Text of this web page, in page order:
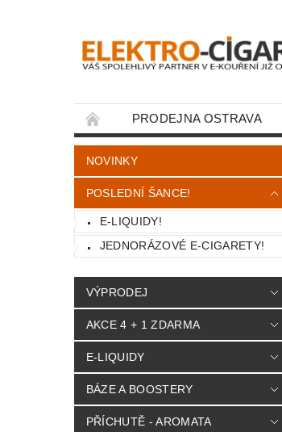
PRODEJNA OSTRAVA
KONTAKTY
NOVINKY
POSLEDNÍ ŠANCE!
E-LIQUIDY!
JEDNORÁZOVÉ E-CIGARETY!
VÝPRODEJ
AKCE 4 + 1 ZDARMA
E-LIQUIDY
BÁZE A BOOSTERY
PŘÍCHUTĚ - AROMATA